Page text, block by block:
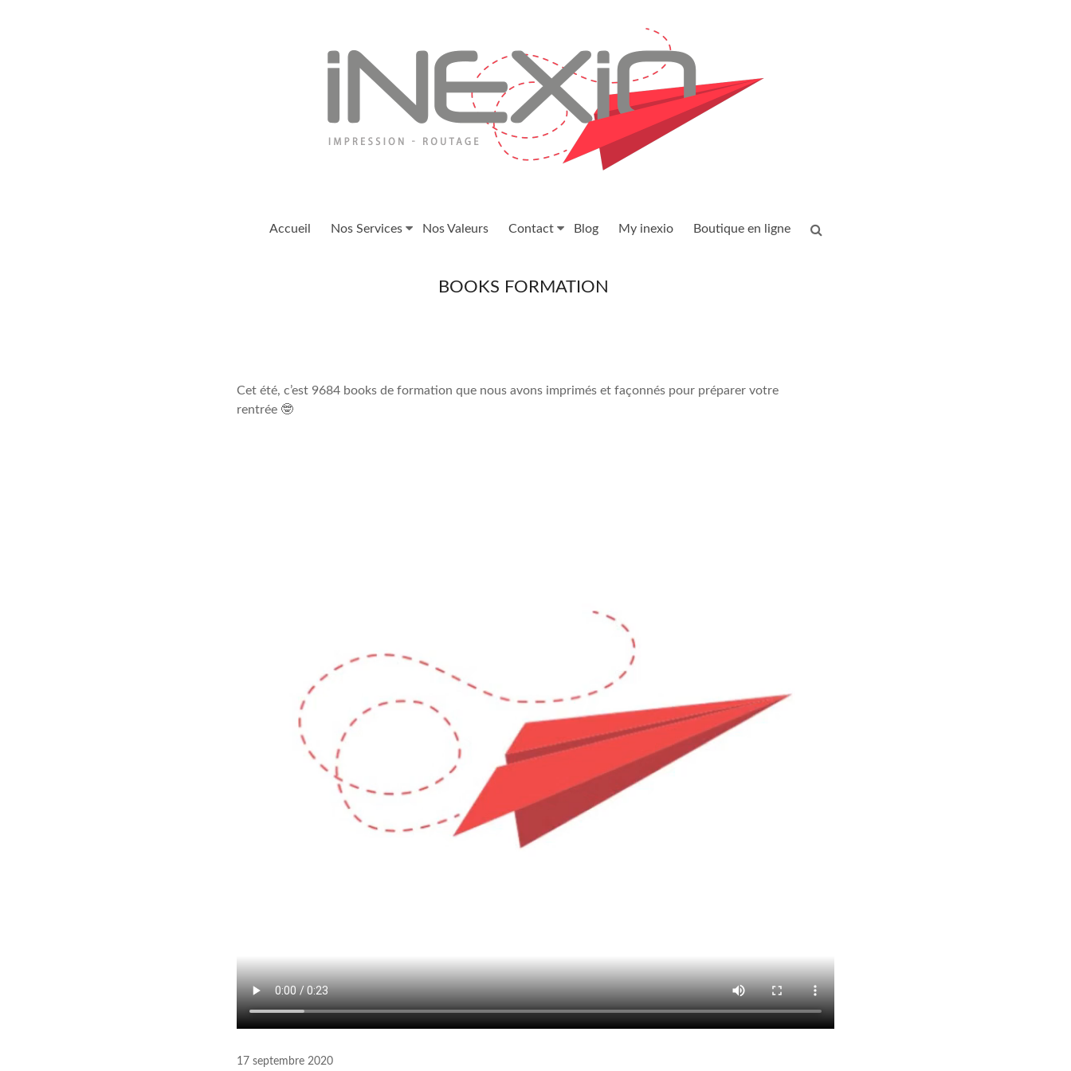
Accueil Nos Services Nos Valeurs Contact Blog My inexio Boutique en ligne
BOOKS FORMATION
Cet été, c’est 9684 books de formation que nous avons imprimés et façonnés pour préparer votre
rentrée 🤓
17 septembre 2020